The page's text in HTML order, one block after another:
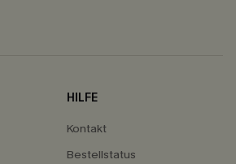
HILFE
Kontakt
Bestellstatus